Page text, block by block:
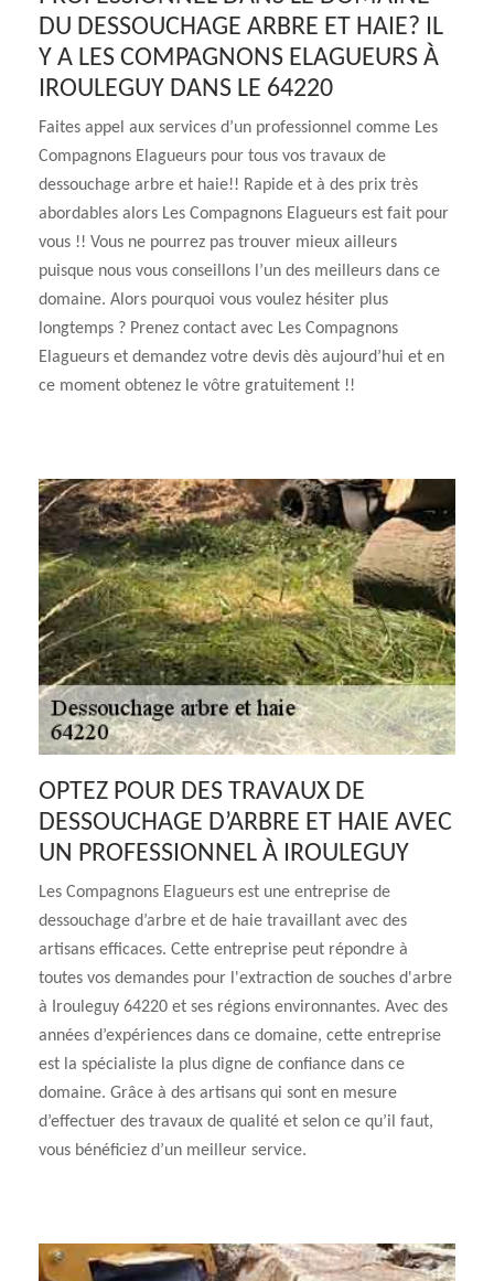
DU DESSOUCHAGE ARBRE ET HAIE? IL
Y A LES COMPAGNONS ELAGUEURS À
IROULEGUY DANS LE 64220
Faites appel aux services d’un professionnel comme Les
Compagnons Elagueurs pour tous vos travaux de
dessouchage arbre et haie!! Rapide et à des prix très
abordables alors Les Compagnons Elagueurs est fait pour
vous !! Vous ne pourrez pas trouver mieux ailleurs
puisque nous vous conseillons l’un des meilleurs dans ce
domaine. Alors pourquoi vous voulez hésiter plus
longtemps ? Prenez contact avec Les Compagnons
Elagueurs et demandez votre devis dès aujourd’hui et en
ce moment obtenez le vôtre gratuitement !!
OPTEZ POUR DES TRAVAUX DE
DESSOUCHAGE D’ARBRE ET HAIE AVEC
UN PROFESSIONNEL À IROULEGUY
Les Compagnons Elagueurs est une entreprise de
dessouchage d’arbre et de haie travaillant avec des
artisans efficaces. Cette entreprise peut répondre à
toutes vos demandes pour l'extraction de souches d'arbre
à Irouleguy 64220 et ses régions environnantes. Avec des
années d’expériences dans ce domaine, cette entreprise
est la spécialiste la plus digne de confiance dans ce
domaine. Grâce à des artisans qui sont en mesure
d’effectuer des travaux de qualité et selon ce qu’il faut,
vous bénéficiez d’un meilleur service.